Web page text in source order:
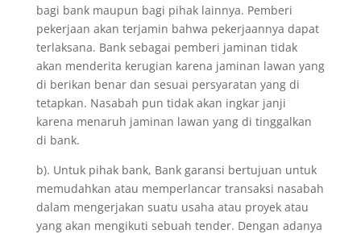
bagi bank maupun bagi pihak lainnya. Pemberi
pekerjaan akan terjamin bahwa pekerjaannya dapat
terlaksana. Bank sebagai pemberi jaminan tidak
akan menderita kerugian karena jaminan lawan yang
di berikan benar dan sesuai persyaratan yang di
tetapkan. Nasabah pun tidak akan ingkar janji
karena menaruh jaminan lawan yang di tinggalkan
di bank.
b). Untuk pihak bank, Bank garansi bertujuan untuk
memudahkan atau memperlancar transaksi nasabah
dalam mengerjakan suatu usaha atau proyek atau
yang akan mengikuti sebuah tender. Dengan adanya